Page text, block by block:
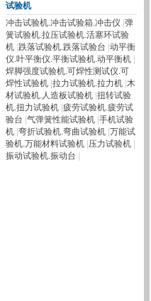
试验机
冲击试验机.冲击试验箱.冲击仪 弹
簧试验机.拉压试验机.活塞环试验
机 跌落试验机.跌落试验台 动平衡
仪.叶平衡仪.平衡试验机.动平衡机
焊脚强度试验机.可焊性测试仪.可
焊性试验机 拉力试验机.拉力机 木
材试验机.人造板试验机 扭转试验
机.扭力试验机 疲劳试验机.疲劳试
验台 气弹簧性能试验机 手机试验
机 弯折试验机.弯曲试验机 万能试
验机.万能材料试验机 压力试验机
振动试验机.振动台